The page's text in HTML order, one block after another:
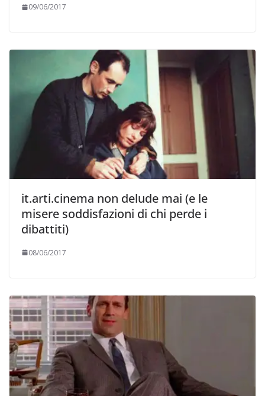
09/06/2017
it.arti.cinema non delude mai (e le
misere soddisfazioni di chi perde i
dibattiti)
08/06/2017